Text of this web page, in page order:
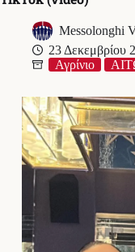
Messolonghi
23 Δεκεμβρίου
Αγρίνιο